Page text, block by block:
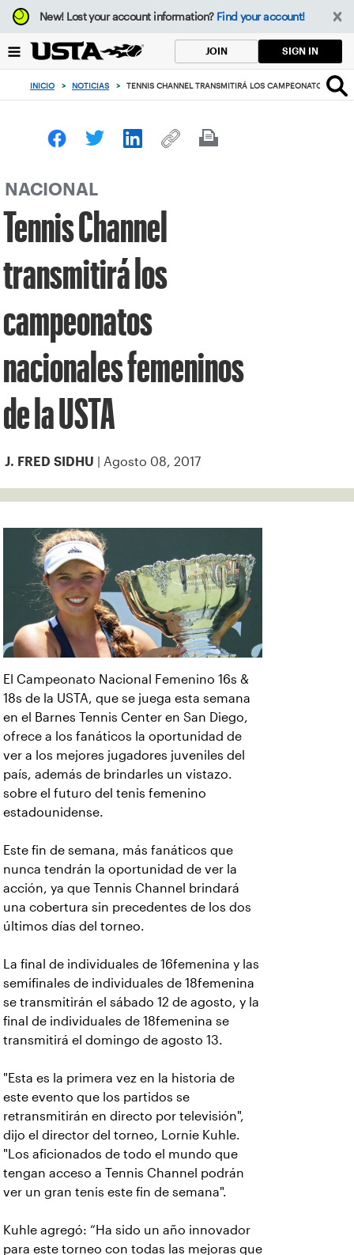
Enfoque
desde
botón
volver
principio
New!Lost your account information? Find your account!
JOIN SIGN IN
INICIO > NOTICIAS > TENNIS CHANNEL TRANSMITIRÁ LOS CAMPEONATOS
NACIONAL
Tennis Channel
transmitirá los
campeonatos
nacionales femeninos
de la USTA
J. FRED SIDHU | Agosto 08, 2017
El Campeonato Nacional Femenino 16s &
18s de la USTA, que se juega esta semana
en el Barnes Tennis Center en San Diego,
ofrece a los fanáticos la oportunidad de
ver a los mejores jugadores juveniles del
país, además de brindarles un vistazo.
sobre el futuro del tenis femenino
estadounidense.
Este fin de semana, más fanáticos que
nunca tendrán la oportunidad de ver la
acción, ya que Tennis Channel brindará
una cobertura sin precedentes de los dos
últimos días del torneo.
La final de individuales de 16femenina y las
semifinales de individuales de 18femenina
se transmitirán el sábado 12 de agosto, y la
final de individuales de 18femenina se
transmitirá el domingo de agosto 13.
"Esta es la primera vez en la historia de
este evento que los partidos se
retransmitirán en directo por televisión",
dijo el director del torneo, Lornie Kuhle.
"Los aficionados de todo el mundo que
tengan acceso a Tennis Channel podrán
ver un gran tenis este fin de semana".
Kuhle agregó: “Ha sido un año innovador
para este torneo con todas las mejoras que